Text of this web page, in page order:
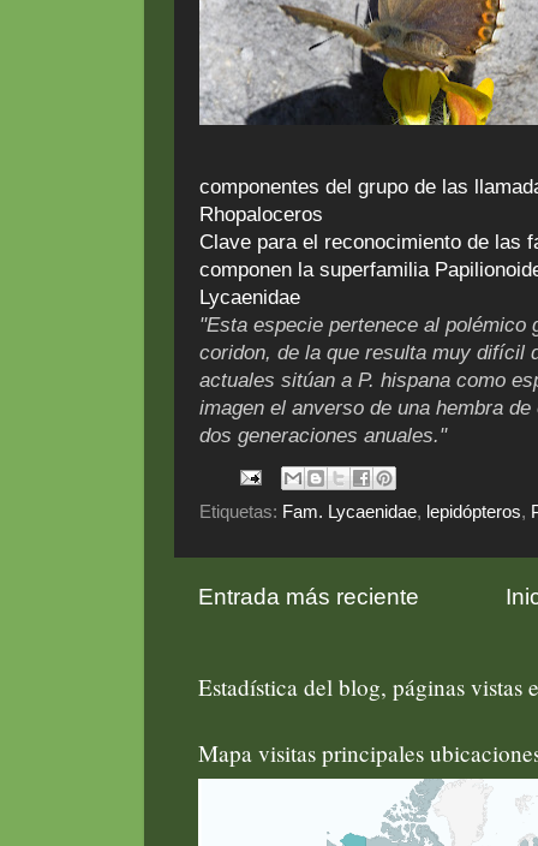
componentes del grupo de las
Rhopaloceros
Clave para el reconocimiento de las
componen la superfamilia
Lycaenidae
"Esta especie pertenece al polémico
coridon, de la que resulta muy difícil
actuales sitúan a P. hispana como
imagen el anverso de una hembra
dos generaciones anuales."
Etiquetas: Fam. Lycaenidae, lepidópteros,
Entrada más reciente
Estadística del blog, páginas vistas
Mapa visitas principales